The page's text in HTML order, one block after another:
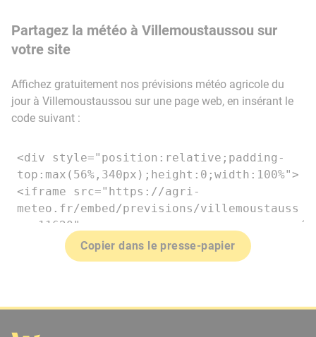
Partagez la météo à Villemoustaussou sur
votre site
Affichez gratuitement nos prévisions météo agricole du
jour à Villemoustaussou sur une page web, en insérant le
code suivant :
Copier dans le presse-papier